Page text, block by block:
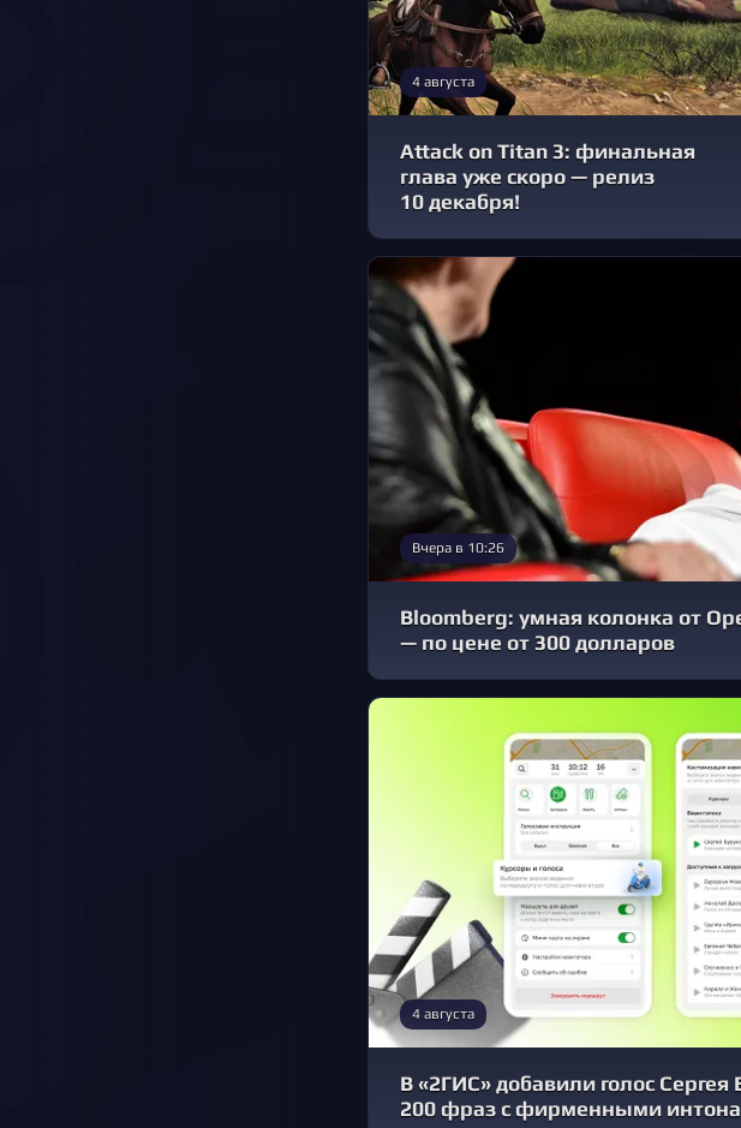
4 августа
Attack on Titan 3: финальная
глава уже скоро — релиз
10 декабря!
Вчера в 10:26
Bloomberg: умная колонка от
— по цене от 300 долларов
4 августа
В «2ГИС» добавили голос
200 фраз с фирменными